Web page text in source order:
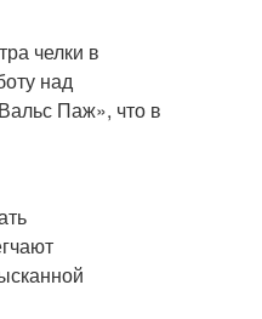
челки в
над
Паж», что в